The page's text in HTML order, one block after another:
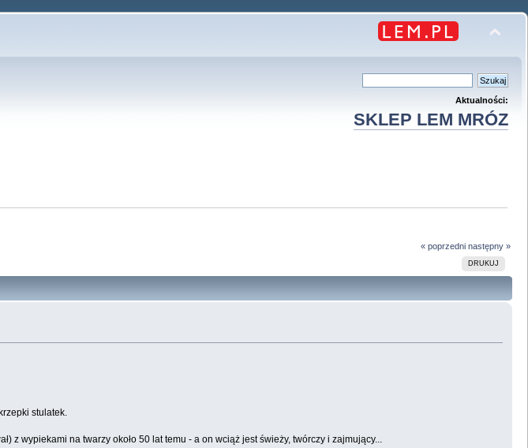
Aktualności:
SKLEP LEM MRÓZ
« poprzedni następny »
DRUKUJ
stulatek.
z wypiekami na twarzy około 50 lat temu - a on wciąż jest świeży, twórczy i zajmujący...